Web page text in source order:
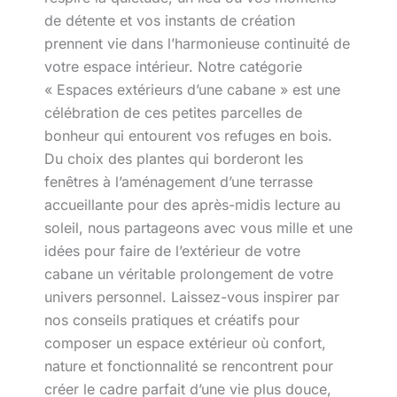
de détente et vos instants de création
prennent vie dans l’harmonieuse continuité de
votre espace intérieur. Notre catégorie
« Espaces extérieurs d’une cabane » est une
célébration de ces petites parcelles de
bonheur qui entourent vos refuges en bois.
Du choix des plantes qui borderont les
fenêtres à l’aménagement d’une terrasse
accueillante pour des après-midis lecture au
soleil, nous partageons avec vous mille et une
idées pour faire de l’extérieur de votre
cabane un véritable prolongement de votre
univers personnel. Laissez-vous inspirer par
nos conseils pratiques et créatifs pour
composer un espace extérieur où confort,
nature et fonctionnalité se rencontrent pour
créer le cadre parfait d’une vie plus douce,